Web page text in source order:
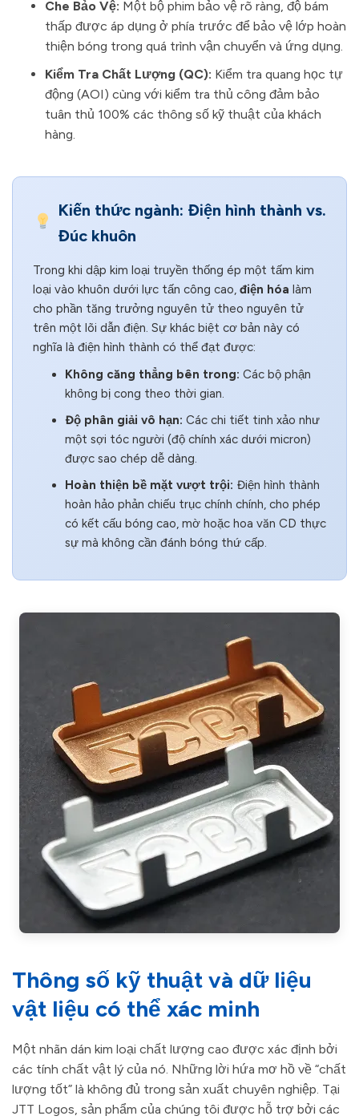
Che Bảo Vệ: Một bộ phim bảo vệ rõ ràng, độ bám
thấp được áp dụng ở phía trước để bảo vệ lớp hoàn
thiện bóng trong quá trình vận chuyển và ứng dụng.
Kiểm Tra Chất Lượng (QC): Kiểm tra quang học tự
động (AOI) cùng với kiểm tra thủ công đảm bảo
tuân thủ 100% các thông số kỹ thuật của khách
hàng.
Kiến thức ngành: Điện hình thành vs.
Đúc khuôn
Trong khi dập kim loại truyền thống ép một tấm kim
loại vào khuôn dưới lực tấn công cao, điện hóa làm
cho phần tăng trưởng nguyên tử theo nguyên tử
trên một lõi dẫn điện. Sự khác biệt cơ bản này có
nghĩa là điện hình thành có thể đạt được:
Không căng thẳng bên trong: Các bộ phận
không bị cong theo thời gian.
Độ phân giải vô hạn: Các chi tiết tinh xảo như
một sợi tóc người (độ chính xác dưới micron)
được sao chép dễ dàng.
Hoàn thiện bề mặt vượt trội: Điện hình thành
hoàn hảo phản chiếu trục chính chính, cho phép
có kết cấu bóng cao, mờ hoặc hoa văn CD thực
sự mà không cần đánh bóng thứ cấp.
Thông số kỹ thuật và dữ liệu
vật liệu có thể xác minh
Một nhãn dán kim loại chất lượng cao được xác định bởi
các tính chất vật lý của nó. Những lời hứa mơ hồ về “chất
lượng tốt” là không đủ trong sản xuất chuyên nghiệp. Tại
JTT Logos, sản phẩm của chúng tôi được hỗ trợ bởi các